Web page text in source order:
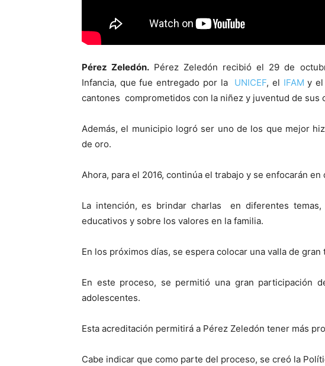
Pérez Zeledón. Pérez Zeledón recibió el 29 de
Infancia, que fue entregado por la
UNICEF, el IFAM y el
cantones comprometidos con la niñez y juventud de sus
Además, el municipio logró ser uno de los que mejor
de oro.
Ahora, para el 2016, continúa el trabajo y se enfocarán en
La intención, es brindar charlas en diferentes
educativos y sobre los valores en la familia.
En los próximos días, se espera colocar una valla de
En este proceso, se permitió una gran participación
adolescentes.
Esta acreditación permitirá a Pérez Zeledón tener más
Cabe indicar que como parte del proceso, se creó la